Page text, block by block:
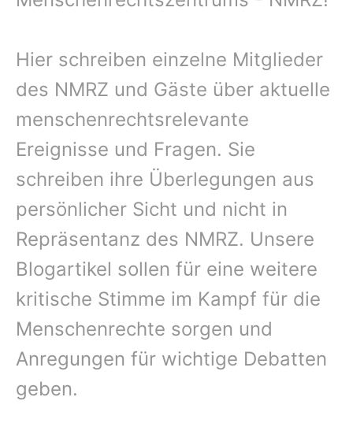
Hier schreiben einzelne Mitglieder
des NMRZ und Gäste über aktuelle
menschenrechtsrelevante
Ereignisse und Fragen. Sie
schreiben ihre Überlegungen aus
persönlicher Sicht und nicht in
Repräsentanz des NMRZ. Unsere
Blogartikel sollen für eine weitere
kritische Stimme im Kampf für die
Menschenrechte sorgen und
Anregungen für wichtige Debatten
geben.